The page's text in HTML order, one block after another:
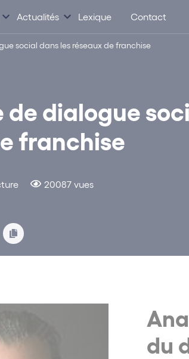
Actualités Lexique Contact
social dans les réseaux de franchise
de dialogue
franchise
20087 vues
du